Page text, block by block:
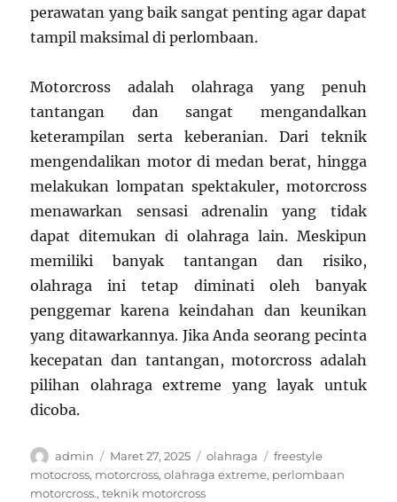
perawatan yang baik sangat penting agar dapat
tampil maksimal di perlombaan.
Motorcross adalah olahraga yang penuh
tantangan dan sangat mengandalkan
keterampilan serta keberanian. Dari teknik
mengendalikan motor di medan berat, hingga
melakukan lompatan spektakuler, motorcross
menawarkan sensasi adrenalin yang tidak
dapat ditemukan di olahraga lain. Meskipun
memiliki banyak tantangan dan risiko,
olahraga ini tetap diminati oleh banyak
penggemar karena keindahan dan keunikan
yang ditawarkannya. Jika Anda seorang pecinta
kecepatan dan tantangan, motorcross adalah
pilihan olahraga extreme yang layak untuk
dicoba.
Author
admin
Posted
on
Maret 27, 2025 Categories
olahraga Tags
freestyle
motocross, motorcross,olahraga extreme, perlombaan
motorcross.,teknik motorcross